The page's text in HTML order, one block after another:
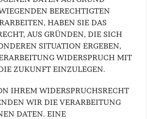
BERECHTIGTEN
HABEN SIE DAS
AUS GRÜNDEN, DIE SICH
SITUATION ERGEBEN,
WIDERSPRUCH MIT
ZUKUNFT EINZULEGEN.
IHREM WIDERSPRUCHSRECHT
WIR DIE VERARBEITUNG
DATEN. EINE